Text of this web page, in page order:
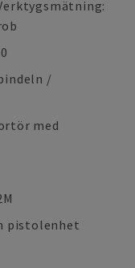
/
med
pistolenhet